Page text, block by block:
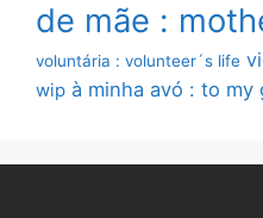
de mãe :
voluntária : volunteer´s life
wip à minha avó : to my